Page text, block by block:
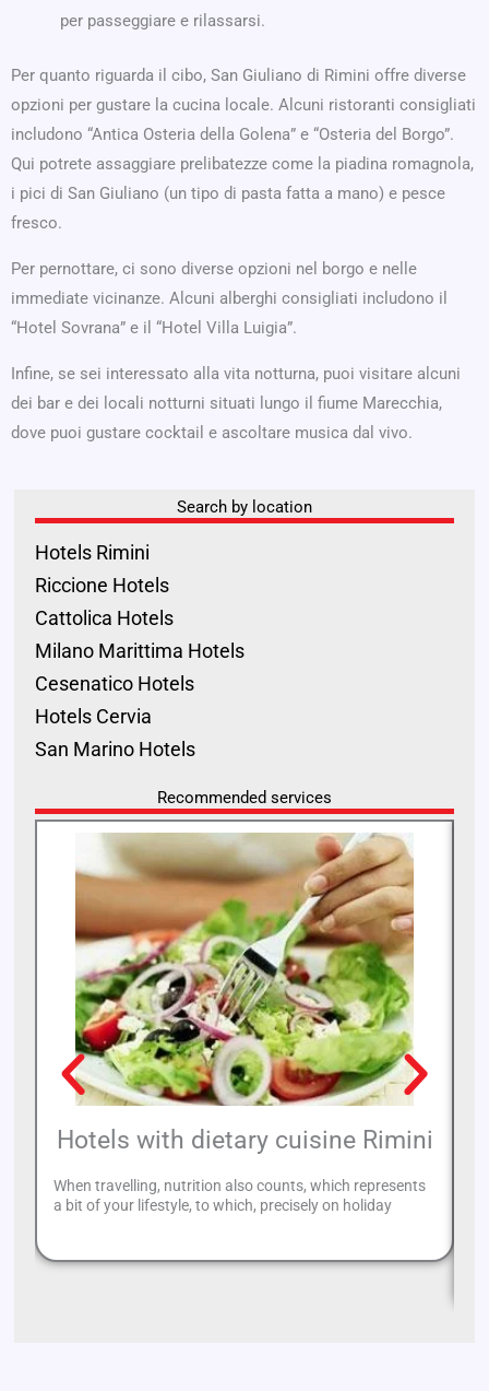
per passeggiare e rilassarsi.
Per quanto riguarda il cibo, San Giuliano di Rimini offre diverse
opzioni per gustare la cucina locale. Alcuni ristoranti consigliati
includono “Antica Osteria della Golena” e “Osteria del Borgo”.
Qui potrete assaggiare prelibatezze come la piadina romagnola,
i pici di San Giuliano (un tipo di pasta fatta a mano) e pesce
fresco.
Per pernottare, ci sono diverse opzioni nel borgo e nelle
immediate vicinanze. Alcuni alberghi consigliati includono il
“Hotel Sovrana” e il “Hotel Villa Luigia”.
Infine, se sei interessato alla vita notturna, puoi visitare alcuni
dei bar e dei locali notturni situati lungo il fiume Marecchia,
dove puoi gustare cocktail e ascoltare musica dal vivo.
Search by location
Hotels Rimini
Riccione Hotels
Cattolica Hotels
Milano Marittima Hotels
Cesenatico Hotels
Hotels Cervia
San Marino Hotels
Recommended services
Hotels with dietary cuisine Rimini
When travelling, nutrition also counts, which represents
a bit of your lifestyle, to which, precisely on holiday